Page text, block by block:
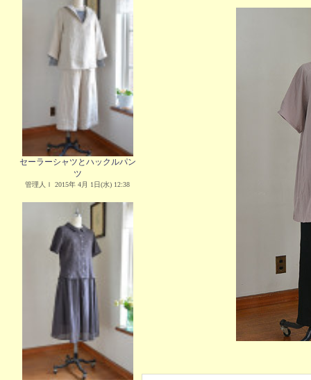
セーラーシャツとハックルパン
ツ
管理人Ｉ 2015年 4月 1日(水) 12:38